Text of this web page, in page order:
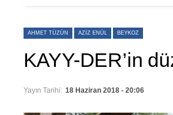
AHMET TÜZÜN AZIZ ENÜL BEYKOZ
KAYY-DER’in
Yayın Tarihi: 18 Haziran 2018 - 20:06